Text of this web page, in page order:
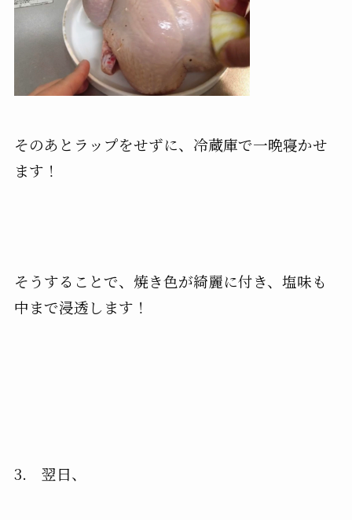
そのあとラップをせずに、冷蔵庫で一晩寝かせ
ます！
そうすることで、焼き色が綺麗に付き、塩味も
中まで浸透します！
3. 翌日、